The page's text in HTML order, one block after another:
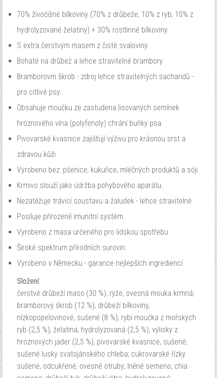
70% živočišné bílkoviny (70% z drůbeže, 10% z ryb, 10% z
hydrolyzované želatiny) + 30% rostlinné bílkoviny
S extra čerstvým masem z čisté svaloviny.
Bohaté na drůbež a lehce stravitelné brambory.
Bramborovm škrob - zdroj lehce stravitelných sacharidů -
pro citlivé psy.
Obsahuje moučku ze zastudena lisovaných semínek
hroznového vína (polyfenoly) chrání buňky psa.
Pivovarské kvasnice zajišťují výživu pro krásnou srst a
zdravou kůži.
Vyrobeno bez: pšenice, kukuřice, mléčných produktů a sóji.
Krmivo slouží jako údržba pohybového aparátu.
Nezatěžuje trávicí soustavu a žaludek - lehce stravitelné.
Posiluje přirozeně imunitní systém.
Vyrobeno z masa určeného pro lidskou spotřebu.
Široké spektrum přírodních surovin.
Vyrobeno v Německu - garance nejlepších ingrediencí.
Složení:
čerstvé drůbeží maso (30 %); rýže; ovesná mouka krmná;
bramborový škrob (12 %); drůbeží bílkoviny,
nízkopopelovinové, sušené (8 %); rybí moučka z mořských
ryb (2,5 %); želatina, hydrolyzovaná (2,5 %); výlisky z
hroznových jader (2,5 %); pivovarské kvasnice, sušené;
sušené lusky svatojánského chleba; cukrovarské řízky
sušené, odcukřené; ovesné otruby; lněné semeno; chia